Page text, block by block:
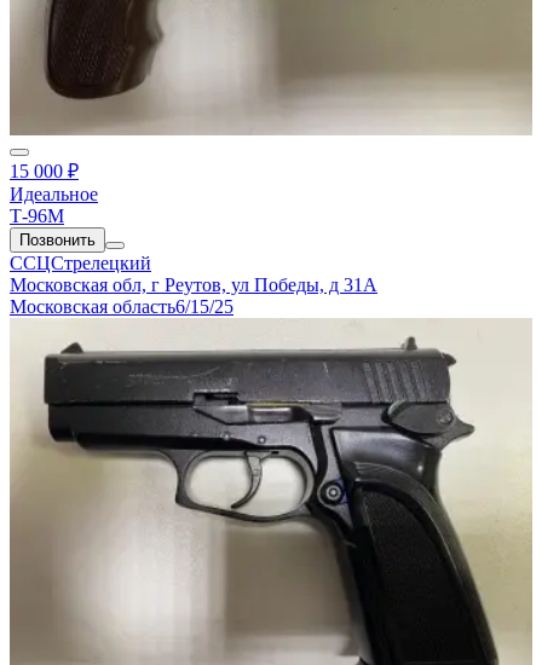
15 000 ₽
Идеальное
Т-96М
Позвонить
ССЦСтрелецкий
Московская обл, г Реутов, ул Победы, д 31А
Московская область6/15/25